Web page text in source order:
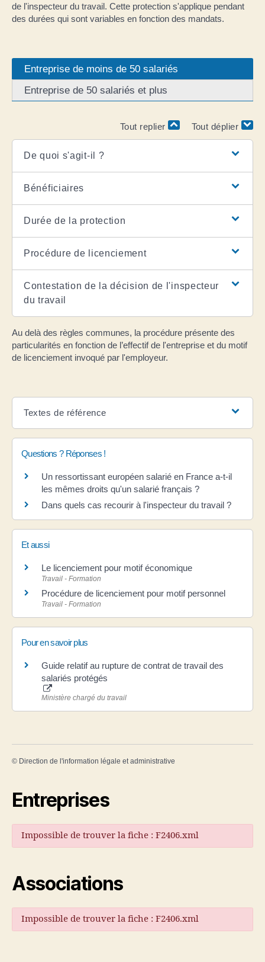
de l'inspecteur du travail. Cette protection s'applique pendant
des durées qui sont variables en fonction des mandats.
Entreprise de moins de 50 salariés
Entreprise de 50 salariés et plus
Tout replier Tout déplier
De quoi s'agit-il ?
Bénéficiaires
Durée de la protection
Procédure de licenciement
Contestation de la décision de l'inspecteur
du travail
Au delà des règles communes, la procédure présente des
particularités en fonction de l’effectif de l'entreprise et du motif
de licenciement invoqué par l'employeur.
Textes de référence
Questions ? Réponses !
Un ressortissant européen salarié en France a-t-il
les mêmes droits qu'un salarié français ?
Dans quels cas recourir à l'inspecteur du travail ?
Et aussi
Le licenciement pour motif économique
Travail - Formation
Procédure de licenciement pour motif personnel
Travail - Formation
Pour en savoir plus
Guide relatif au rupture de contrat de travail des
salariés protégés
Ministère chargé du travail
© Direction de l'information légale et administrative
Entreprises
Impossible de trouver la fiche : F2406.xml
Associations
Impossible de trouver la fiche : F2406.xml